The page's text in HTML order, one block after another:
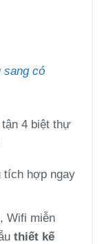
sang có
4 biệt thự
tích hợp ngay
Wifi miễn
thiết kế